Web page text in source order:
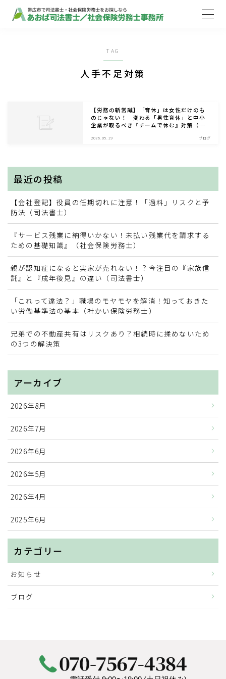
ご依頼の流れ
お知らせ
ブログ
お問い合わせ
業務提携・連携の募集
TAG
人手不足対策
【労務の新常識】「育休」は女性だけのも
のじゃない！ 変わる「男性育休」と中小
企業が取るべき『チームで休む』対策（社
2026.05.19 ブログ
最近の投稿
【会社登記】役員の任期切れに注意！「過料」リスクと予
防法（司法書士）
『サービス残業に納得いかない！未払い残業代を請求する
ための基礎知識』（社会保険労務士）
親が認知症になると実家が売れない！？今注目の『家族信
託』と『成年後見』の違い（司法書士）
「これって違法？」職場のモヤモヤを解消！知っておきた
い労働基準法の基本（社かい保険労務士）
兄弟での不動産共有はリスクあり？相続時に揉めないため
の3つの解決策
アーカイブ
2026年8月
2026年7月
2026年6月
2026年5月
2026年4月
2025年6月
カテゴリー
お知らせ
ブログ